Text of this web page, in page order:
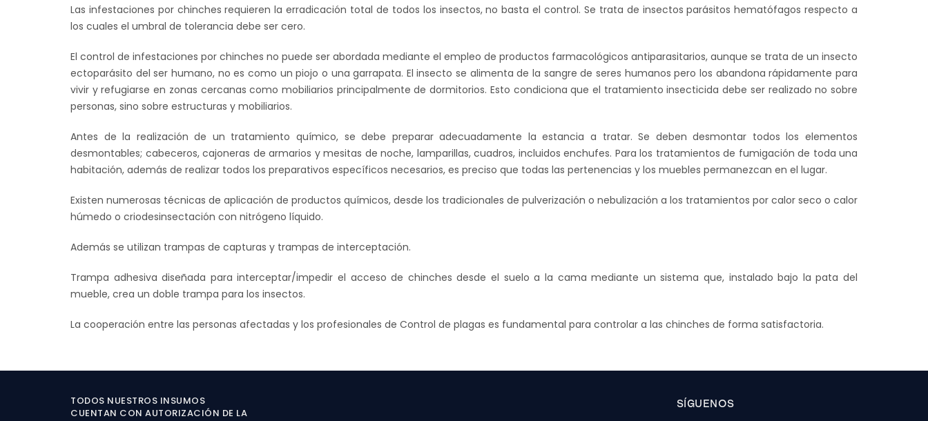
Las infestaciones por chinches requieren la erradicación total de todos los insectos, no basta el control. Se trata de insectos parásitos hematófagos respecto a
los cuales el umbral de tolerancia debe ser cero.
El control de infestaciones por chinches no puede ser abordada mediante el empleo de productos farmacológicos antiparasitarios, aunque se trata de un insecto
ectoparásito del ser humano, no es como un piojo o una garrapata. El insecto se alimenta de la sangre de seres humanos pero los abandona rápidamente para
vivir y refugiarse en zonas cercanas como mobiliarios principalmente de dormitorios. Esto condiciona que el tratamiento insecticida debe ser realizado no sobre
personas, sino sobre estructuras y mobiliarios.
Antes de la realización de un tratamiento químico, se debe preparar adecuadamente la estancia a tratar. Se deben desmontar todos los elementos
desmontables; cabeceros, cajoneras de armarios y mesitas de noche, lamparillas, cuadros, incluidos enchufes. Para los tratamientos de fumigación de toda una
habitación, además de realizar todos los preparativos específicos necesarios, es preciso que todas las pertenencias y los muebles permanezcan en el lugar.
Existen numerosas técnicas de aplicación de productos químicos, desde los tradicionales de pulverización o nebulización a los tratamientos por calor seco o calor
húmedo o criodesinsectación con nitrógeno líquido.
Además se utilizan trampas de capturas y trampas de interceptación.
Trampa adhesiva diseñada para interceptar/impedir el acceso de chinches desde el suelo a la cama mediante un sistema que, instalado bajo la pata del
mueble, crea un doble trampa para los insectos.
La cooperación entre las personas afectadas y los profesionales de Control de plagas es fundamental para controlar a las chinches de forma satisfactoria.
TODOS NUESTROS INSUMOS
CUENTAN CON AUTORIZACIÓN DE LA
SÍGUENOS